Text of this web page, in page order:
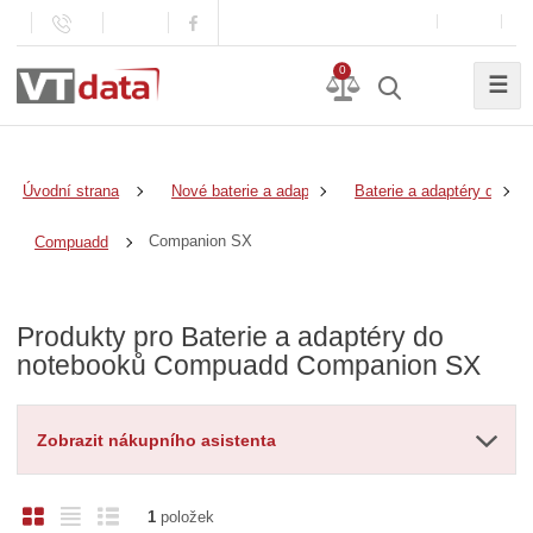
0
☰
Úvodní strana Nové baterie a adaptéry Baterie a adaptéry do
Compuadd Companion SX
Produkty pro Baterie a adaptéry do
notebooků Compuadd Companion SX
Zobrazit nákupního asistenta
O
Ř
1položek